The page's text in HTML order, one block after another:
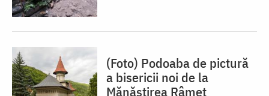
(Foto) Podoaba de pictură
a bisericii noi de la
Mănăstirea Râmeț